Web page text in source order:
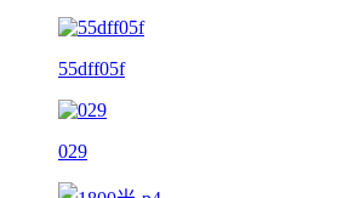
55dff05f
029